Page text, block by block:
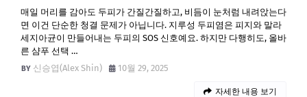
매일 머리를 감아도 두피가 간질간질하고, 비듬이 눈처럼 내려앉는다
면 이건 단순한 청결 문제가 아닙니다. 지루성 두피염은 피지와 말라
세지아균이 만들어내는 두피의 SOS 신호예요. 하지만 다행히도, 올바
른 샴푸 선택 …
신승엽(Alex Shin)
10월 29, 2025
자세한 내용 보기